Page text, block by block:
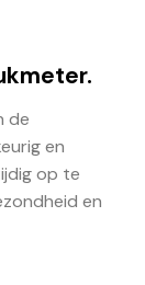
de
en
op te
en